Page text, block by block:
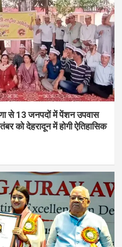
से 13 जनपदों में पेंशन उपवास
को देहरादून में होगी ऐतिहासिक